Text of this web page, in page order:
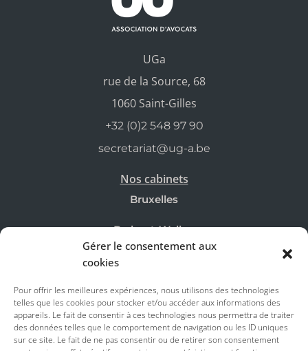
Gérer le consentement aux
cookies
Pour offrir les meilleures expériences, nous utilisons des technologies
telles que les cookies pour stocker et/ou accéder aux informations des
appareils. Le fait de consentir à ces technologies nous permettra de traiter
des données telles que le comportement de navigation ou les ID uniques
sur ce site. Le fait de ne pas consentir ou de retirer son consentement
UGa
rue de la Source, 68
1060 Saint-Gilles
+32 (0)2 548 97 90
secretariat@ug-a.be
Nos cabinets
Bruxelles
Brabant-Wallon
Actus & Astuces
Actualités
Astuces